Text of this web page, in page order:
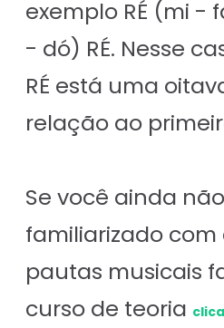
exemplo RÉ (mi -
- dó) RÉ. Nesse
RÉ está uma
relação ao
Se você ainda
familiarizado com
pautas musicais
curso de teoria